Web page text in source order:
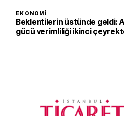
EKONOMI
Beklentilerin üstünde geldi:
gücü verimliliği ikinci